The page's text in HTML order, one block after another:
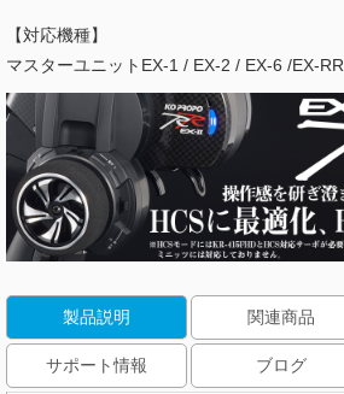
【対応機種】
マスターユニットEX-1 / EX-2 / EX-6 /EX-RR
製品説明 関連商品
サポート情報 ブログ